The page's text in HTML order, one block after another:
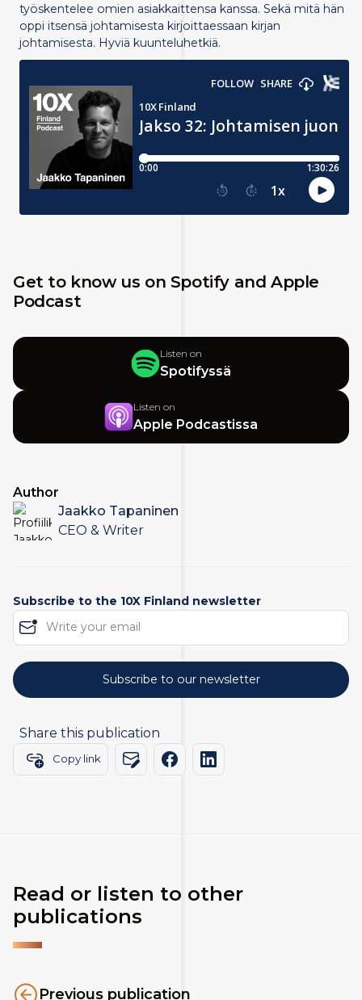
Author
Jaakko Tapaninen
CEO & Writer
Subscribe to the 10X Finland newsletter
Share this publication
Copy link
työskentelee omien asiakkaittensa kanssa. Sekä mitä hän
oppi itsensä johtamisesta kirjoittaessaan kirjan
johtamisesta. Hyviä kuunteluhetkiä.
Get to know us on Spotify and Apple
Podcast
Listen on
Spotifyssä
Listen on
Apple Podcastissa
Read or listen to other
publications
Previous publication